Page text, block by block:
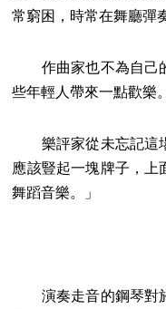
常窮困，時常在舞廳彈
作曲家也不為自己的
些年輕人帶來一點歡樂。
樂評家從未忘記這場
應該豎起一塊牌子，上
舞蹈音樂。」
演奏走音的鋼琴對於